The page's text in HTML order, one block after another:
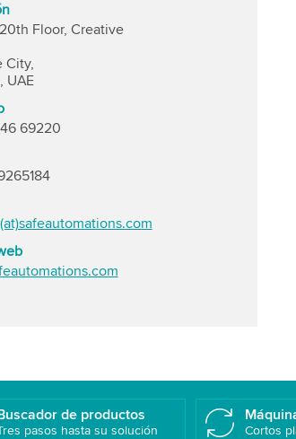
Floor, Creative
City,
UAE
69220
de productos
pasos hasta su solución Cortos